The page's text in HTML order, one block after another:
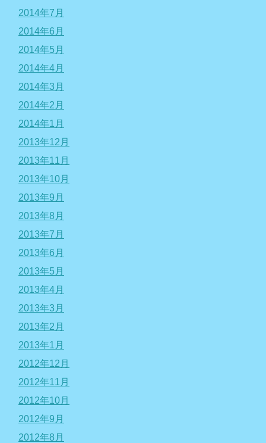
2014年7月
2014年6月
2014年5月
2014年4月
2014年3月
2014年2月
2014年1月
2013年12月
2013年11月
2013年10月
2013年9月
2013年8月
2013年7月
2013年6月
2013年5月
2013年4月
2013年3月
2013年2月
2013年1月
2012年12月
2012年11月
2012年10月
2012年9月
2012年8月